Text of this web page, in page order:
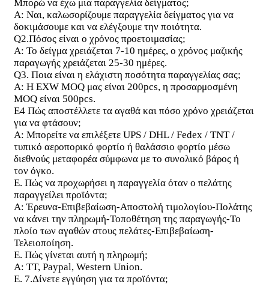
Μπορώ να έχω μια παραγγελία δείγματος;
Α: Ναι, καλωσορίζουμε παραγγελία δείγματος για να
δοκιμάσουμε και να ελέγξουμε την ποιότητα.
Q2.Πόσος είναι ο χρόνος προετοιμασίας;
Α: Το δείγμα χρειάζεται 7-10 ημέρες, ο χρόνος μαζικής
παραγωγής χρειάζεται 25-30 ημέρες.
Q3. Ποια είναι η ελάχιστη ποσότητα παραγγελίας σας;
Α: Η EXW MOQ μας είναι 200pcs, η προσαρμοσμένη
MOQ είναι 500pcs.
Ε4 Πώς αποστέλλετε τα αγαθά και πόσο χρόνο χρειάζεται
για να φτάσουν;
Α: Μπορείτε να επιλέξετε UPS / DHL / Fedex / TNT /
τυπικό αεροπορικό φορτίο ή θαλάσσιο φορτίο μέσω
διεθνούς μεταφορέα σύμφωνα με το συνολικό βάρος ή
τον όγκο.
Ε. Πώς να προχωρήσει η παραγγελία όταν ο πελάτης
παραγγείλει προϊόντα;
Α: Έρευνα-Επιβεβαίωση-Αποστολή τιμολογίου-Πολάτης
να κάνει την πληρωμή-Τοποθέτηση της παραγωγής-Το
πλοίο των αγαθών στους πελάτες-Επιβεβαίωση-
Τελειοποίηση.
Ε. Πώς γίνεται αυτή η πληρωμή;
Α: TT, Paypal, Western Union.
Ε. 7.Δίνετε εγγύηση για τα προϊόντα;